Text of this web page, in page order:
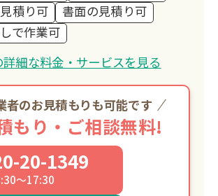
積り可
書面の見積り可
で作業可
詳細な料金・サービスを見る
者のお見積もりも可能です
もり・ご相談無料!
20-1349
～17:30